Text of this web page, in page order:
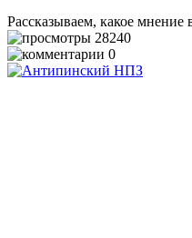
Рассказываем, какое
28240
0